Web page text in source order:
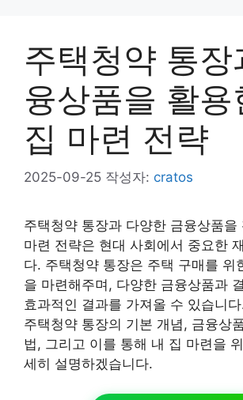
주택청약 통장
융상품을 활용
집 마련 전략
2025-09-25 작성자: cratos
주택청약 통장과 다양한 금융상품을
마련 전략은 현대 사회에서 중요한
다. 주택청약 통장은 주택 구매를 위
을 마련해주며, 다양한 금융상품과
효과적인 결과를 가져올 수 있습니
주택청약 통장의 기본 개념, 금융상
법, 그리고 이를 통해 내 집 마련을
세히 설명하겠습니다.